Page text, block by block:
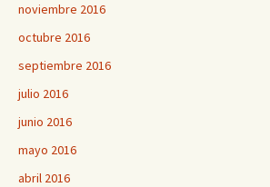
noviembre 2016
octubre 2016
septiembre 2016
julio 2016
junio 2016
mayo 2016
abril 2016